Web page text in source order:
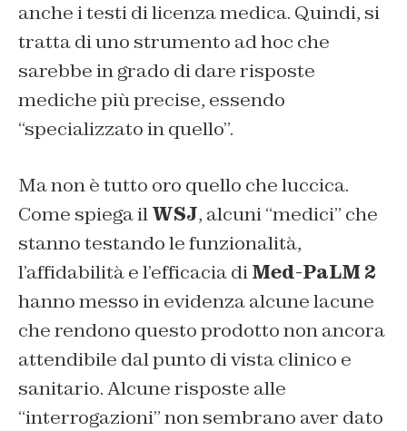
anche i testi di licenza medica. Quindi, si
tratta di uno strumento ad hoc che
sarebbe in grado di dare risposte
mediche più precise, essendo
“specializzato in quello”.
Ma non è tutto oro quello che luccica.
Come spiega ilWSJ, alcuni “medici” che
stanno testando le funzionalità,
l’affidabilità e l’efficacia diMed-PaLM 2
hanno messo in evidenza alcune lacune
che rendono questo prodotto non ancora
attendibile dal punto di vista clinico e
sanitario. Alcune risposte alle
“interrogazioni” non sembrano aver dato